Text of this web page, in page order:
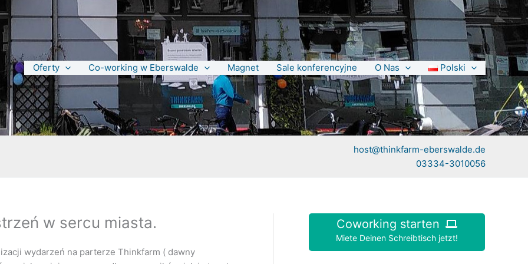
Oferty Co-working w Eberswalde Magnet Sale konferencyjne O Nas Polski
host@thinkfarm-eberswalde.de
03334-3010056
w sercu miasta.
wydarzeń na parterze Thinkfarm ( dawny
Coworking starten
Miete Deinen Schreibtisch jetzt!